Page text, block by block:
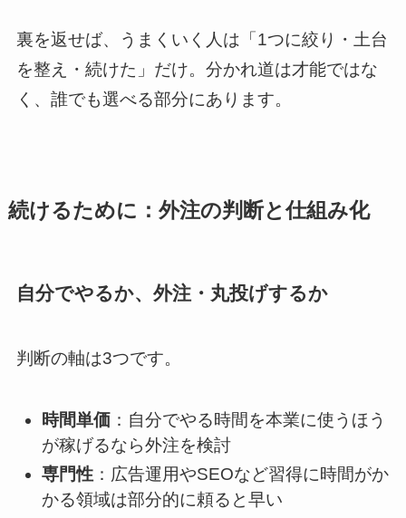
裏を返せば、うまくいく人は「1つに絞り・土台
を整え・続けた」だけ。分かれ道は才能ではな
く、誰でも選べる部分にあります。
続けるために：外注の判断と仕組み化
自分でやるか、外注・丸投げするか
判断の軸は3つです。
時間単価 ：自分でやる時間を本業に使うほう
が稼げるなら外注を検討
専門性 ：広告運用やSEOなど習得に時間がか
かる領域は部分的に頼ると早い